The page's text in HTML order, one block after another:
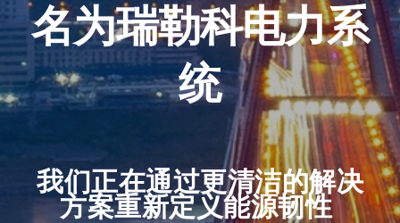
名为瑞勒科电力系
统
我们正在通过更清洁的解决
方案重新定义能源韧性